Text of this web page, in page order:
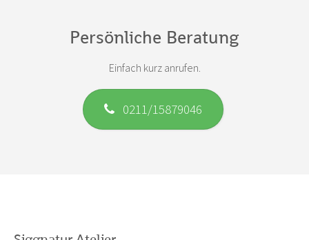
Persönliche Beratung
Einfach kurz anrufen.
0211/15879046